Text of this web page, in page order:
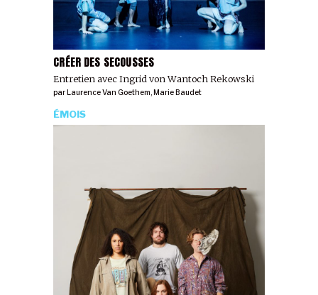
CRÉER DES SECOUSSES
Entretien avec Ingrid von Wantoch Rekowski
par Laurence Van Goethem, Marie Baudet
ÉMOIS